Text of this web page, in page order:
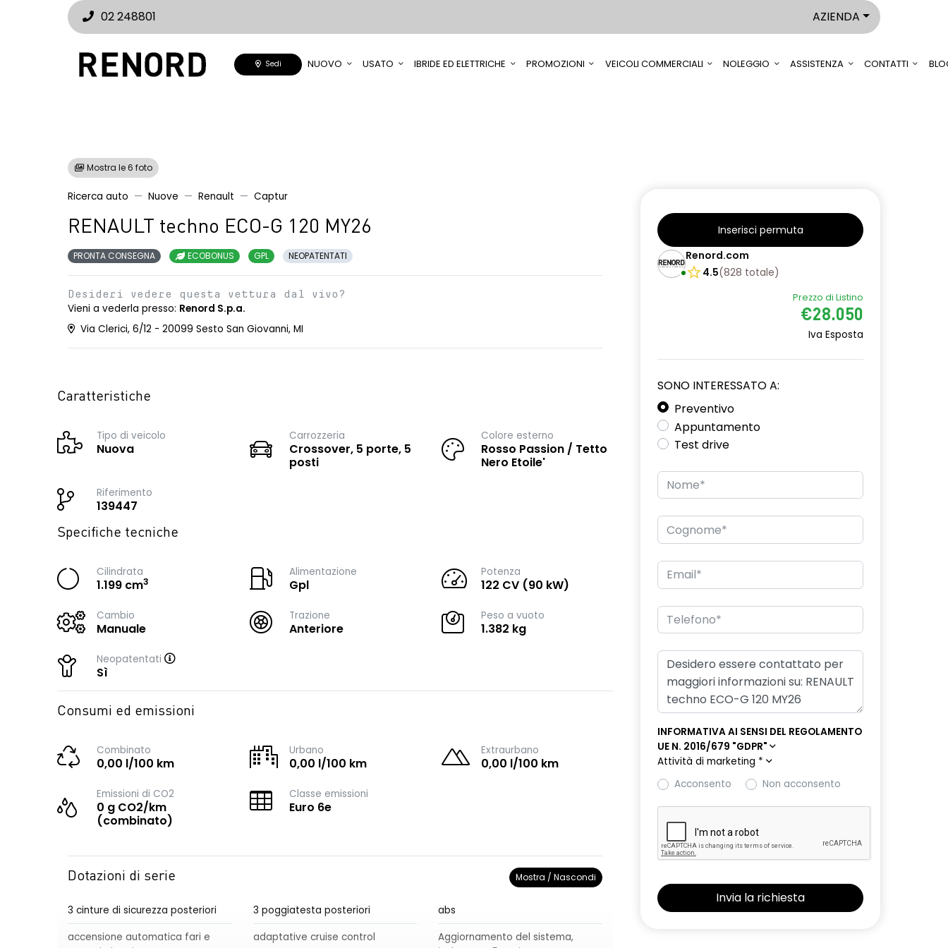
02 248801 AZIENDA
Sedi NUOVO USATO IBRIDE ED ELETTRICHE PROMOZIONI VEICOLI COMMERCIALI NOLEGGIO ASSISTENZA CONTATTI
Mostra le 6 foto
Ricerca auto Nuove Renault Captur
RENAULT techno ECO-G 120 MY26
PRONTA CONSEGNA ECOBONUS GPL NEOPATENTATI
Desideri vedere questa vettura dal vivo?
Vieni a vederla presso: Renord S.p.a.
Via Clerici, 6/12 - 20099 Sesto San Giovanni, MI
Caratteristiche
Tipo di veicolo
Nuova
Carrozzeria
Crossover, 5 porte, 5
posti
Colore esterno
Rosso Passion / Tetto
Nero Etoile'
Riferimento
139447
Specifiche tecniche
Cilindrata
1.199 cm3
Alimentazione
Gpl
Potenza
122 CV (90 kW)
Cambio
Manuale
Trazione
Anteriore
Peso a vuoto
1.382 kg
Neopatentati
Sì
Consumi ed emissioni
Combinato
0,00 l/100 km
Urbano
0,00 l/100 km
Extraurbano
0,00 l/100 km
Emissioni di CO2
0 g CO2/km
(combinato)
Classe emissioni
Euro 6e
Dotazioni di serie Mostra / Nascondi
3 cinture di sicurezza posteriori 3 poggiatesta posteriori
abs
accensione automatica fari e
adaptative cruise control
Aggiornamento del sistema,
Inserisci permuta
Renord.com
4.5(828 totale)
Prezzo di Listino
€28.050
Iva Esposta
SONO INTERESSATO A:
Preventivo
Appuntamento
Test drive
INFORMATIVA AI SENSI DEL REGOLAMENTO
UE N. 2016/679 "GDPR"
Attività di marketing *
Acconsento
Non acconsento